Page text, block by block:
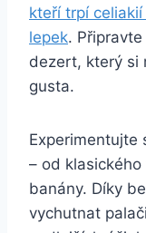
kteří trpí
lepek.
dezert, který si
gusta.
Experimentujte
– od
banány. Díky
vychutnat